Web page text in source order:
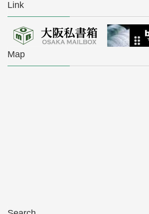
Link
Map